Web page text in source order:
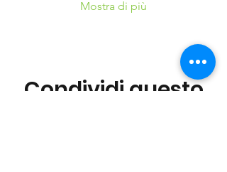
Mostra di più
Condividi questo